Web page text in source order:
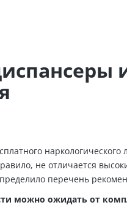
наркологического
не отличается
перечень
можно ожидать от